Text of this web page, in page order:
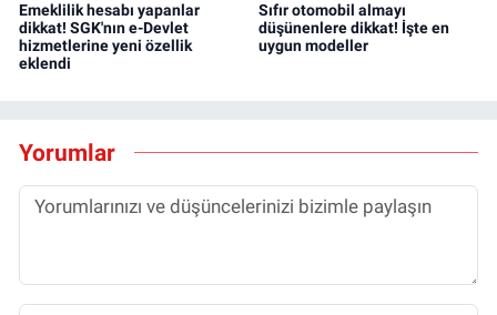
Emeklilik hesabı yapanlar
dikkat! SGK'nın e-Devlet
hizmetlerine yeni özellik
eklendi
Sıfır otomobil almayı
düşünenlere dikkat! İşte en
uygun modeller
Yorumlar